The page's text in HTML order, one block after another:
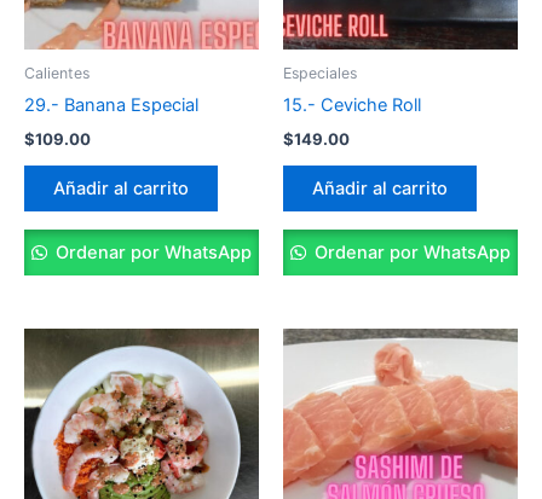
Calientes
29.- Banana Especial
$109.00
Añadir al carrito
Ordenar por WhatsApp
Especiales
15.- Ceviche Roll
$149.00
Añadir al carrito
Ordenar por WhatsApp